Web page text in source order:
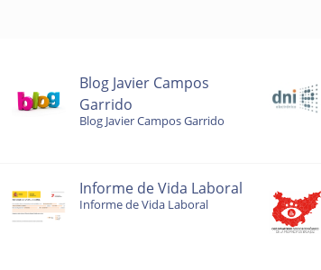
Blog Javier Campos
Garrido
Blog Javier Campos Garrido
Informe de Vida Laboral
Informe de Vida Laboral